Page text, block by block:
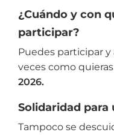
¿Cuándo y con
participar?
Puedes participar
veces como
2026.
Solidaridad para
Tampoco se